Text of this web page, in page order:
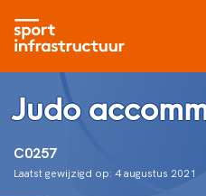
Judo
C0257
Laatst gewijzigd op: 4 augustus 2021